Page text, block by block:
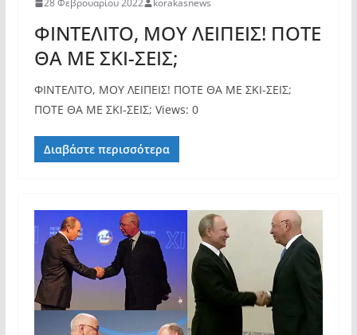
28 Φεβρουαρίου 2022 korakasnews
ΦΙΝΤΕΛΙΤΟ, ΜΟΥ ΛΕΙΠΕΙΣ! ΠΟΤΕ
ΘΑ ΜΕ ΣΚΙ-ΣΕΙΣ;
ΦΙΝΤΕΛΙΤΟ, ΜΟΥ ΛΕΙΠΕΙΣ! ΠΟΤΕ ΘΑ ΜΕ ΣΚΙ-ΣΕΙΣ;
ΠΟΤΕ ΘΑ ΜΕ ΣΚΙ-ΣΕΙΣ; Views: 0
Διαβάστε περισσότερα